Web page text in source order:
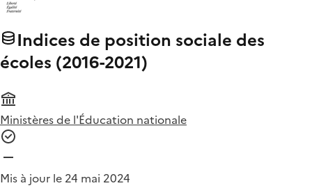
Indices de position sociale des
écoles (2016-2021)
Ministères de l'Éducation nationale
Mis à jour le 24 mai 2024